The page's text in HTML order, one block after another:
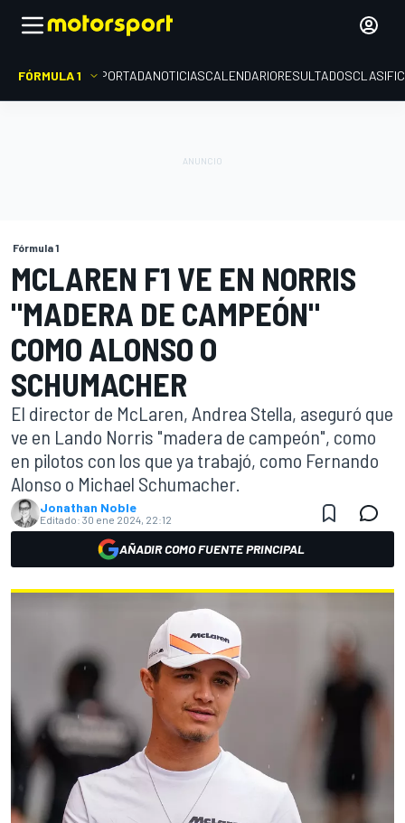
FÓRMULA 1 PORTADANOTICIASCALENDARIORESULTADOS
Fórmula 1
MCLAREN F1 VE EN NORRIS
"MADERA DE CAMPEÓN"
COMO ALONSO O
SCHUMACHER
El director de McLaren, Andrea Stella, aseguró que
ve en Lando Norris "madera de campeón", como
en pilotos con los que ya trabajó, como Fernando
Alonso o Michael Schumacher.
Jonathan Noble
Editado: 30 ene 2024, 22:12
AÑADIR COMO FUENTE PRINCIPAL